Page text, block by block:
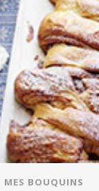
MES BOUQUINS